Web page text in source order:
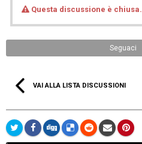
Questa discussione è chiusa.
Seguaci
VAI ALLA LISTA DISCUSSIONI